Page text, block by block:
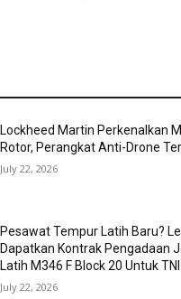
Lockheed Martin Perkenalkan
Rotor, Perangkat Anti-Drone
July 22, 2026
Pesawat Tempur Latih Baru?
Dapatkan Kontrak Pengadaan
Latih M346 F Block 20 Untuk
July 22, 2026